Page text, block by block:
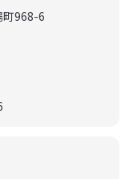
町968-6